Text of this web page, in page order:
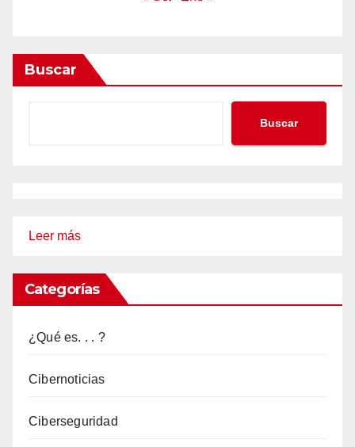
Buscar
Buscar
Leer más:
Categorías
¿Qué es. . . ?
Cibernoticias
Ciberseguridad